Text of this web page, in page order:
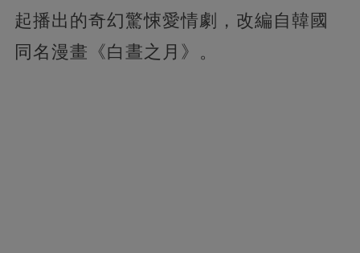
起播出的奇幻驚悚愛情劇，改編自韓國
同名漫畫《白晝之月》。